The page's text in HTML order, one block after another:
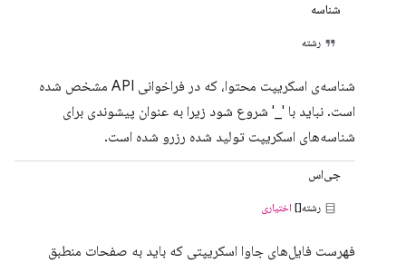
شناسه
رشته
شناسه‌ی اسکریپت محتوا، که در فراخوانی API مشخص شده
است. نباید با '_' شروع شود زیرا به عنوان پیشوندی برای
شناسه‌های اسکریپت تولید شده رزرو شده است.
جی‌اس
رشته[] اختیاری
فهرست فایل‌های جاوا اسکریپتی که باید به صفحات منطبق